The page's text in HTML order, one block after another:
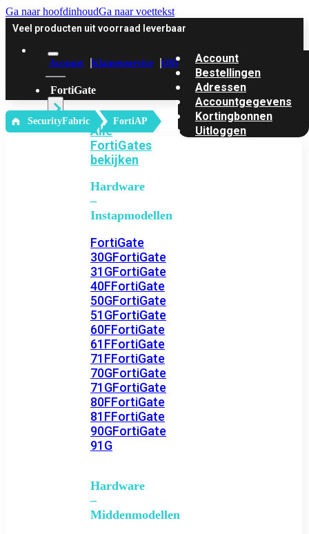
Ga naar hoofdinhoudGa naar voettekst
Veel producten uit voorraad leverbaar
Account Klantenservice Offerte
FortiGate
Alle
FortiGates
bekijken
Hardware
–
Instapmodellen
FortiGate
30GFortiGate
31GFortiGate
40FFortiGate
50GFortiGate
51GFortiGate
60FFortiGate
61FFortiGate
71FFortiGate
70GFortiGate
71GFortiGate
80FFortiGate
81FFortiGate
90GFortiGate
91G
Hardware
–
Middenmodellen
Account
Bestellingen
Adressen
Accountgegevens
Kortingbonnen
Uitloggen
‎ SecurityFabric FortiAP